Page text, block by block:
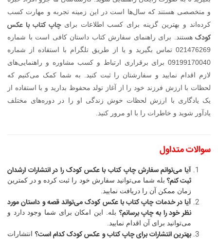
و متخصصی هستند که سال‌ها است در این زمینه تجربه و مهارت کسب
کرده‌اند و بهترین گزینه برای کسب اطلاعات برایچاپ کتاب با عکس
کودک هستند. برای راهنمای سفارش کتاب داستان کافی است با شماره
021476269 تماس بگیرید و یا از طریق تلگرام با استفاده از شماره
09199170040 برای برقراری ارتباط و کسب مشاوره و راهنمایی‌های
لازم اقدام نمایید و سفارشتان را ثبت کنید. به شما کمک می‌کنیم که
لحظات با ارزش فرزند خود را از آغاز تولد محفوظ بدارید و با استفاده از
یک یادگاری با ارزش لحظات خوش زندگی او را در دوره‌های مختلف
یادآور شوید و خاطرات را با او مرور کنید.
سوالات متداول
آیا می‌توانم سفارش چاپ کتاب با عکس کودک را در انتشارات ارشدان
ثبت کنم؟ بله شما می‌توانید سفارش خود را ثبت کرده و در کمترین
زمان ممکن آن را دریافت نمایید.
آیا در خدمات چاپ کتاب با عکس کودک می‌تواند قصه و داستان مورد
نظر خود را به چاپ برسانم؟ بله. این امکان برای شما وجود دارد و
می‌توانید برای آن اقدام نمایید.
بهترین انتشارات برای چاپ کتاب و عکس کودک کدام است؟انتشارات